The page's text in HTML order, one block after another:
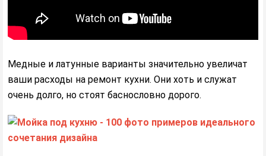
Медные и латунные варианты значительно увеличат
ваши расходы на ремонт кухни. Они хоть и служат
очень долго, но стоят баснословно дорого.